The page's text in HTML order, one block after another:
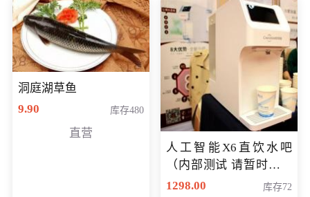
洞庭湖草鱼
9.90
库存480
直营
人工智能X6直饮水吧
（内部测试 请暂时不要
购买）
1298.00 库存72